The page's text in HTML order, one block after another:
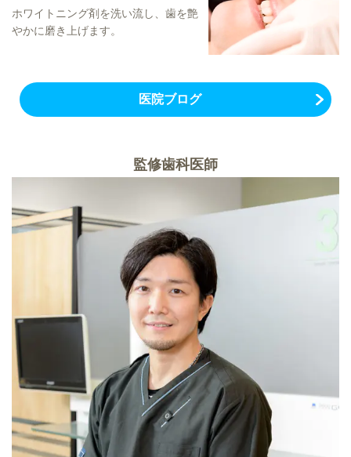
ホワイトニング剤を洗い流し、歯を艶
やかに磨き上げます。
医院ブログ
監修歯科医師